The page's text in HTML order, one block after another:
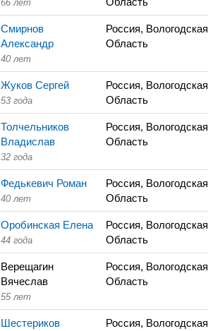
66 лет
Смирнов
Александр
40 лет
Россия, Вологодская
Область
Жуков Сергей
53 года
Россия, Вологодская
Область
Толчельников
Владислав
32 года
Россия, Вологодская
Область
Федькевич Роман
40 лет
Россия, Вологодская
Область
Оробинская Елена
44 года
Россия, Вологодская
Область
Верещагин
Вячеслав
55 лет
Россия, Вологодская
Область
Шестериков
Россия, Вологодская